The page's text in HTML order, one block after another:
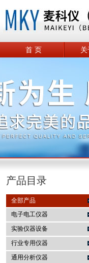
麦科仪（北京）科技有限公司
首 页
产品目录
全部产品
电子电工仪器
实验仪器设备
行业专用仪器
通用分析仪器